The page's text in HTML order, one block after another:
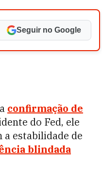
Seguir no Google
confirmação de
do Fed, ele
a estabilidade de
blindada